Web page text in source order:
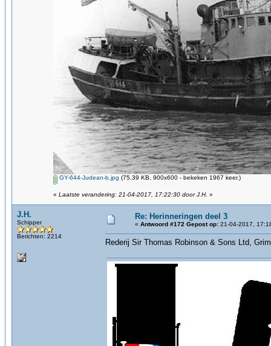
GY-644-Judean-b.jpg (75.39 KB, 900x600 - bekeken 1967 keer.)
« Laatste verandering: 21-04-2017, 17:22:30 door J.H. »
J.H.
Schipper
Berichten: 2214
Re: Herinneringen deel 3
« Antwoord #172 Gepost op: 21-04-2017,
Rederij Sir Thomas Robinson & Sons Ltd,